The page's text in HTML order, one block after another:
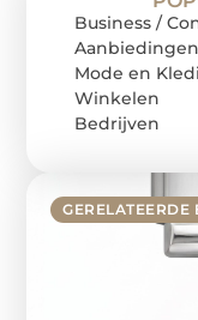
GERELATEERDE
Business /
Aanbiedingen
Mode en
Winkelen
Bedrijven